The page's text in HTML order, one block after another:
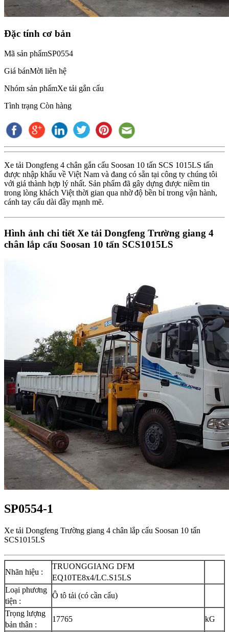
Đặc tính cơ bản
Mã sản phẩmSP0554
Giá bánMời liên hệ
Nhóm sản phẩmXe tải gắn cẩu
Tình trạng Còn hàng
Xe tải Dongfeng 4 chân gắn cẩu Soosan 10 tấn SCS 1015LS tấn
được nhập khẩu về Việt Nam và đang có sẵn tại công ty chúng tôi
với giá thành hợp lý nhất. Sản phẩm đã gây dựng được niềm tin
trong lòng khách Việt thời gian qua nhờ độ bền bỉ trong vận hành,
cánh tay cẩu dài đầy mạnh mẽ.
Hình ảnh chi tiết Xe tải Dongfeng Trường giang 4
chân lắp cẩu Soosan 10 tấn SCS1015LS
SP0554-1
Xe tải Dongfeng Trường giang 4 chân lắp cẩu Soosan 10 tấn
SCS1015LS
Nhãn hiệu :
TRUONGGIANG DFM
EQ10TE8x4/LC.S15LS
Loại phương
tiện :
Ô tô tải (có cần cẩu)
Trọng lượng
bản thân :
17765 kG